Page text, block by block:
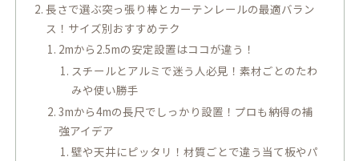
長さで選ぶ突っ張り棒とカーテンレールの最適バラン
ス！サイズ別おすすめテク
2mから2.5mの安定設置はココが違う！
スチールとアルミで迷う人必見！素材ごとのたわ
みや使い勝手
3mから4mの長尺でしっかり設置！プロも納得の補
強アイデア
壁や天井にピッタリ！材質ごとで違う当て板やパ